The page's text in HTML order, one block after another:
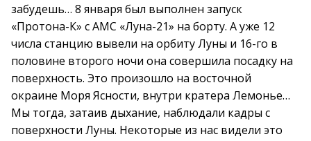
забудешь… 8 января был выполнен запуск
«Протона-К» с АМС «Луна-21» на борту. А уже 12
числа станцию вывели на орбиту Луны и 16-го в
половине второго ночи она совершила посадку на
поверхность. Это произошло на восточной
окраине Моря Ясности, внутри кратера Лемонье…
Мы тогда, затаив дыхание, наблюдали кадры с
поверхности Луны. Некоторые из нас видели это